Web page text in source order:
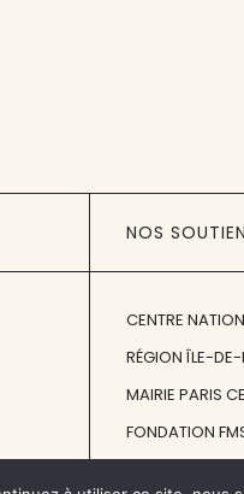
NOS
CENTRE
RÉGION ÎLE-
MAIRIE PARIS
FONDATION